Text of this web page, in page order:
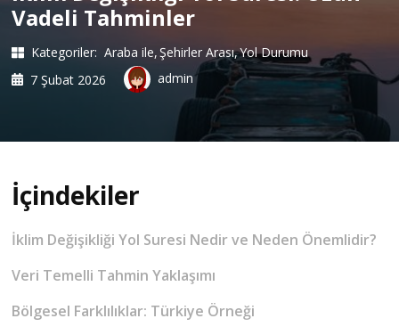
Vadeli Tahminler
Kategoriler: Araba ile Şehirler Arası Yol Durumu
7 Şubat 2026
admin
İçindekiler
İklim Değişikliği Yol Suresi Nedir ve Neden Önemlidir?
Veri Temelli Tahmin Yaklaşımı
Bölgesel Farklılıklar: Türkiye Örneği